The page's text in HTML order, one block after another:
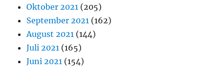
Oktober 2021 (205)
September 2021 (162)
August 2021 (144)
Juli 2021 (165)
Juni 2021 (154)